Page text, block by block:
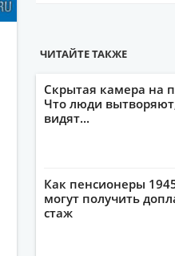
ЧИТАЙТЕ ТАКЖЕ
Скрытая камера на
Что люди
видят...
Как пенсионеры
могут получить
стаж